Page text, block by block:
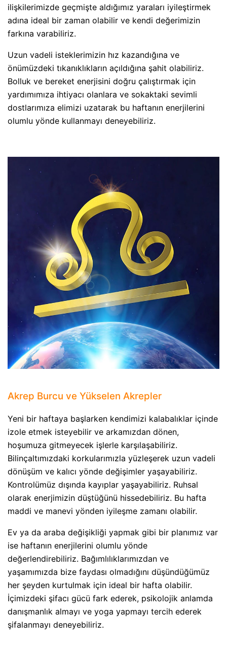
ilişkilerimizde geçmişte aldığımız yaraları iyileştirmek
adına ideal bir zaman olabilir ve kendi değerimizin
farkına varabiliriz.
Uzun vadeli isteklerimizin hız kazandığına ve
önümüzdeki tıkanıklıkların açıldığına şahit olabiliriz.
Bolluk ve bereket enerjisini doğru çalıştırmak için
yardımımıza ihtiyacı olanlara ve sokaktaki sevimli
dostlarımıza elimizi uzatarak bu haftanın enerjilerini
olumlu yönde kullanmayı deneyebiliriz.
Akrep Burcu ve Yükselen Akrepler
Yeni bir haftaya başlarken kendimizi kalabalıklar içinde
izole etmek isteyebilir ve arkamızdan dönen,
hoşumuza gitmeyecek işlerle karşılaşabiliriz.
Bilinçaltımızdaki korkularımızla yüzleşerek uzun vadeli
dönüşüm ve kalıcı yönde değişimler yaşayabiliriz.
Kontrolümüz dışında kayıplar yaşayabiliriz. Ruhsal
olarak enerjimizin düştüğünü hissedebiliriz. Bu hafta
maddi ve manevi yönden iyileşme zamanı olabilir.
Ev ya da araba değişikliği yapmak gibi bir planımız var
ise haftanın enerjilerini olumlu yönde
değerlendirebiliriz. Bağımlılıklarımızdan ve
yaşamımızda bize faydası olmadığını düşündüğümüz
her şeyden kurtulmak için ideal bir hafta olabilir.
İçimizdeki şifacı gücü fark ederek, psikolojik anlamda
danışmanlık almayı ve yoga yapmayı tercih ederek
şifalanmayı deneyebiliriz.